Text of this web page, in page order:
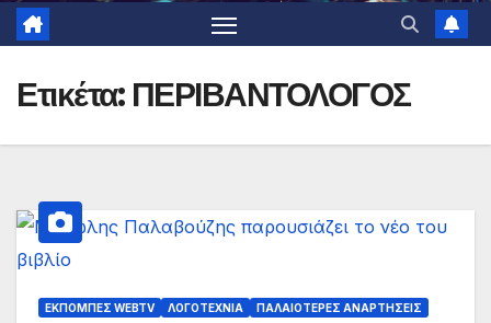
Ετικέτα: ΠΕΡΙΒΑΝΤΟΛΟΓΟΣ
ΕΚΠΟΜΠΈΣ WEBTV ΛΟΓΟΤΕΧΝΊΑ ΠΑΛΑΙΟΤΕΡΕΣ ΑΝΑΡΤΗΣΕΙΣ